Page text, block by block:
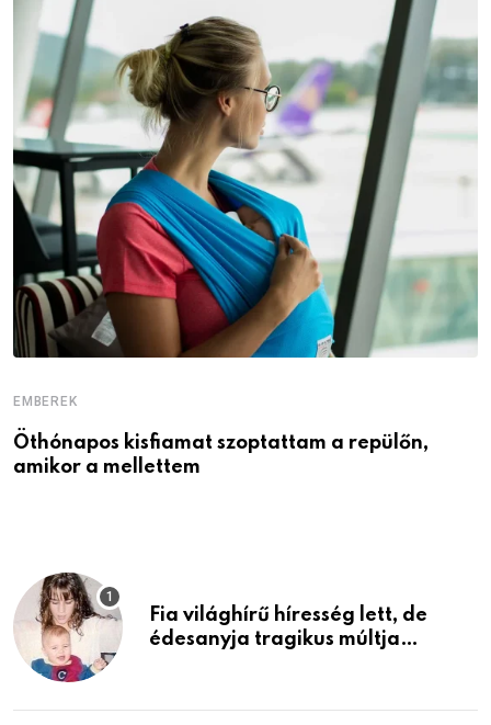
EMBEREK
Öthónapos kisfiamat szoptattam a repülőn,
amikor a mellettem
Fia világhírű híresség lett, de
édesanyja tragikus múltja